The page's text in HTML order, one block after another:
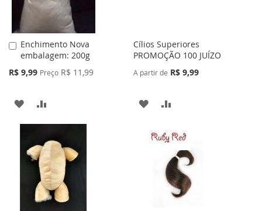
Enchimento Nova
embalagem: 200g
Preço
R$ 9,99 Preço R$ 11,99
Adicionar
ao
Carrinho
ADICIONAR
À
LISTA
DE
DESEJOS
PARA
COMPARAR
Cílios Superiores
PROMOÇÃO 100 JUÍZO
A partir de R$ 9,99
ADICIONAR
LISTA
DESEJOS
COMPARAR